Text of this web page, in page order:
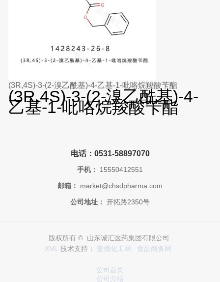
(3R,4S)-3-(2-溴乙酰基)-4-乙基-1-吡咯烷羧酸苄酯
(3R,4S)-3-(2-溴乙酰基)-4-
乙基-1-吡咯烷羧酸苄酯
电话：0531-58897070
手机： 15550412551
邮箱： market@chsdpharma.com
公司地址： 开拓路2350号
版权所有 © 山东诚汇医药集团有限公司
XML 技术支持： 盖德化工网 食品商务网
公司首页
公司介绍